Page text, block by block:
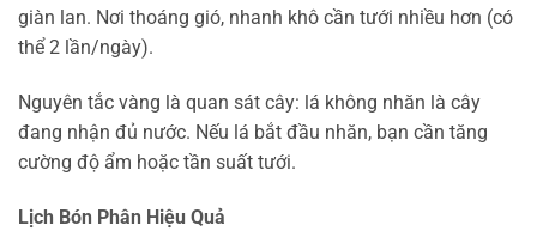
giàn lan. Nơi thoáng gió, nhanh khô cần tưới nhiều hơn (có
thể 2 lần/ngày).
Nguyên tắc vàng là quan sát cây: lá không nhăn là cây
đang nhận đủ nước. Nếu lá bắt đầu nhăn, bạn cần tăng
cường độ ẩm hoặc tần suất tưới.
Lịch Bón Phân Hiệu Quả